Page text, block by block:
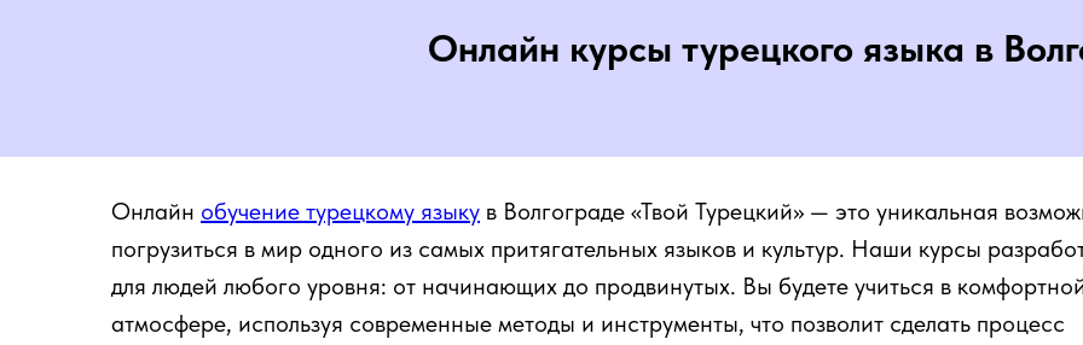
Онлайн курсы турецкого языка в
Онлайн обучение турецкому языку в Волгограде «Твой Турецкий» — это уникальная
погрузиться в мир одного из самых притягательных языков и культур. Наши курсы
для людей любого уровня: от начинающих до продвинутых. Вы будете учиться в
атмосфере, используя современные методы и инструменты, что позволит сделать процесс